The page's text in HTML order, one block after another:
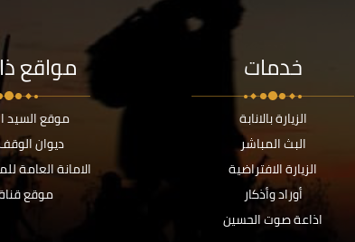
خدمات
الزيارة بالانابة
البث المباشر
الزيارة الافتراضية
أوراد وأذكار
اذاعة صوت الحسين
مواقع
موقع السيد
ديوان
الامانة العامة
موقع